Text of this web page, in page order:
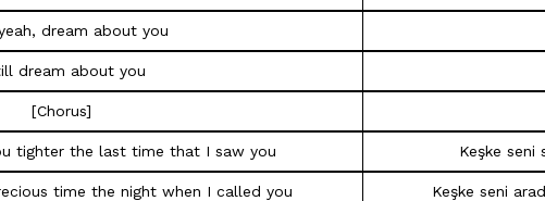
dream about you
dream about you
[Chorus]
tighter the last time that I saw you Keşke seni
time the night when I called you Keşke seni